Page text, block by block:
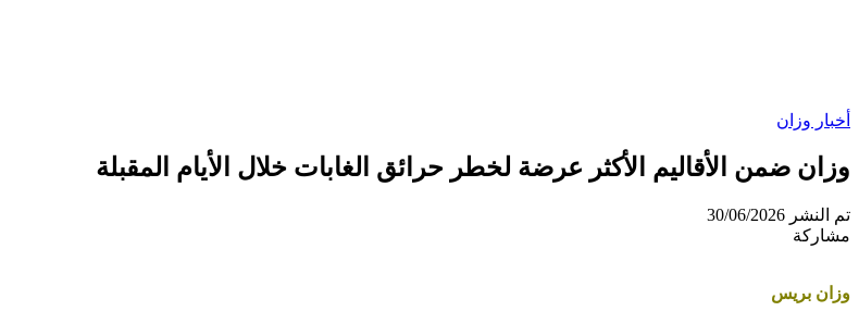
أخبار وزان
وزان ضمن الأقاليم الأكثر عرضة لخطر حرائق الغابات خلال الأيام المقبلة
تم النشر 30/06/2026
مشاركة
وزان بريس